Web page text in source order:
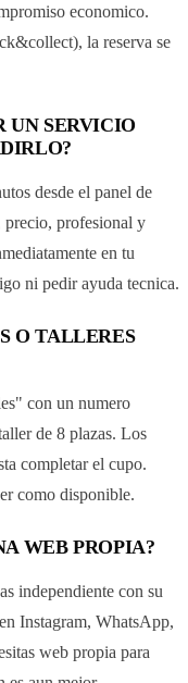
economico.
la reserva se
UN SERVICIO
desde el panel de
precio, profesional y
en tu
ni pedir ayuda tecnica.
O TALLERES
con un numero
de 8 plazas. Los
completar el cupo.
como disponible.
WEB PROPIA?
independiente con su
Instagram, WhatsApp,
web propia para